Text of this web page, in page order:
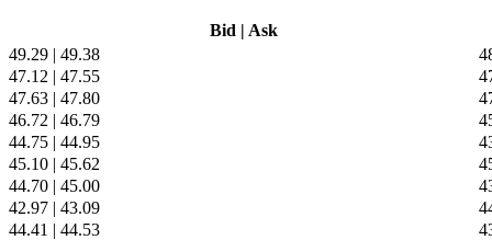
Bid | Ask
49.29 | 49.38
47.12 | 47.55
47.63 | 47.80
46.72 | 46.79
44.75 | 44.95
45.10 | 45.62
44.70 | 45.00
42.97 | 43.09
44.41 | 44.53